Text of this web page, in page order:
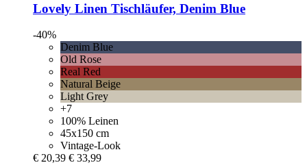
Lovely Linen Tischläufer, Denim Blue
-40%
Denim Blue
Old Rose
Real Red
Natural Beige
Light Grey
+7
100% Leinen
45x150 cm
Vintage-Look
€ 20,39 € 33,99